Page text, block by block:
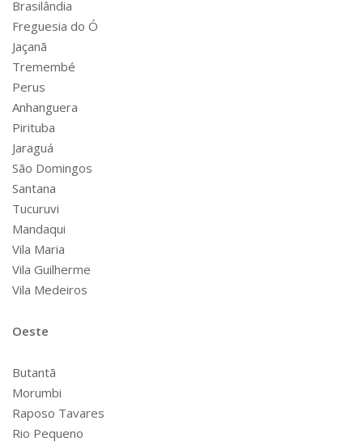
Brasilândia
Freguesia do Ó
Jaçanã
Tremembé
Perus
Anhanguera
Pirituba
Jaraguá
São Domingos
Santana
Tucuruvi
Mandaqui
Vila Maria
Vila Guilherme
Vila Medeiros
Oeste
Butantã
Morumbi
Raposo Tavares
Rio Pequeno